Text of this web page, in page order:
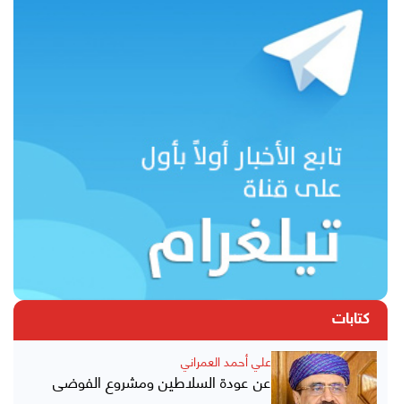
كتابات
علي أحمد العمراني
عن عودة السلاطين ومشروع الفوضى